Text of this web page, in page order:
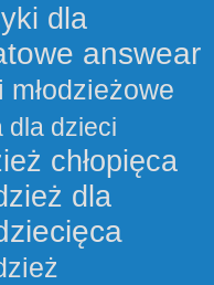
dla
answear
młodzieżowe
dla dzieci
chłopięca
dla